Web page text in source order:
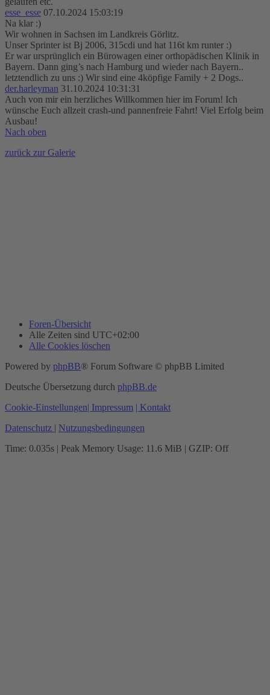
esse_esse 07.10.2024 15:03:19
Na klar :)
Wir wohnen in Sachsen im Landkreis Görlitz.
Unser Sprinter ist Bj 2006, 315cdi und hat 116t km runter :)
Er war ursprünglich ein Bürowagen einer orthopädischen Klinik in
Bayern. Dann ging’s nach Hamburg und wieder nach Bayern..
letztendlich zu uns :) Wir sind eine 4köpfige Family + 2 Dogs..
der.harleyman 31.10.2024 10:31:31
Auch von mir ein herzliches Willkommen hier im Forum! Ich
wünsche Euch allzeit crash-und pannenfreie Fahrt! Viel Erfolg beim
Ausbau!
Nach oben
zurück zur Galerie
Foren-Übersicht
Alle Zeiten sind UTC+02:00
Alle Cookies löschen
Powered by phpBB® Forum Software © phpBB Limited
Deutsche Übersetzung durch phpBB.de
Cookie-Einstellungen | Impressum
| Kontakt
Datenschutz
Nutzungsbedingungen
Time: 0.035s | Peak Memory Usage: 11.6 MiB | GZIP: Off